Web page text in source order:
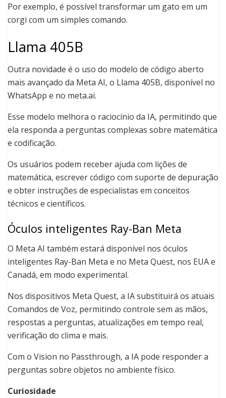
Por exemplo, é possível transformar um gato em um
corgi com um simples comando.
Llama 405B
Outra novidade é o uso do modelo de código aberto
mais avançado da Meta AI, o Llama 405B, disponível no
WhatsApp e no meta.ai.
Esse modelo melhora o raciocínio da IA, permitindo que
ela responda a perguntas complexas sobre matemática
e codificação.
Os usuários podem receber ajuda com lições de
matemática, escrever código com suporte de depuração
e obter instruções de especialistas em conceitos
técnicos e científicos.
Óculos inteligentes Ray-Ban Meta
O Meta AI também estará disponível nos óculos
inteligentes Ray-Ban Meta e no Meta Quest, nos EUA e
Canadá, em modo experimental.
Nos dispositivos Meta Quest, a IA substituirá os atuais
Comandos de Voz, permitindo controle sem as mãos,
respostas a perguntas, atualizações em tempo real,
verificação do clima e mais.
Com o Vision no Passthrough, a IA pode responder a
perguntas sobre objetos no ambiente físico.
Curiosidade